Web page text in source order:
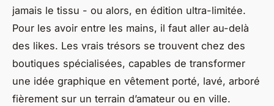
jamais le tissu - ou alors, en édition ultra-limitée.
Pour les avoir entre les mains, il faut aller au-delà
des likes. Les vrais trésors se trouvent chez des
boutiques spécialisées, capables de transformer
une idée graphique en vêtement porté, lavé, arboré
fièrement sur un terrain d’amateur ou en ville.